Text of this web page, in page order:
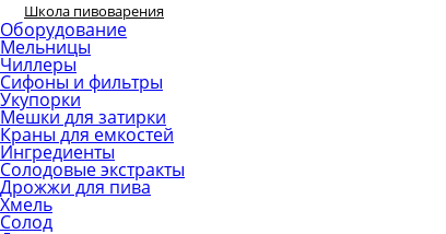
Школа пивоварения
Оборудование
Мельницы
Чиллеры
Сифоны и фильтры
Укупорки
Мешки для затирки
Краны для емкостей
Ингредиенты
Солодовые экстракты
Дрожжи для пива
Хмель
Солод